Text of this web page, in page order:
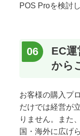
POS Proを検討
EC
から
お客様の購入プ
だけでは経営が
りません。また
国・海外に広げ